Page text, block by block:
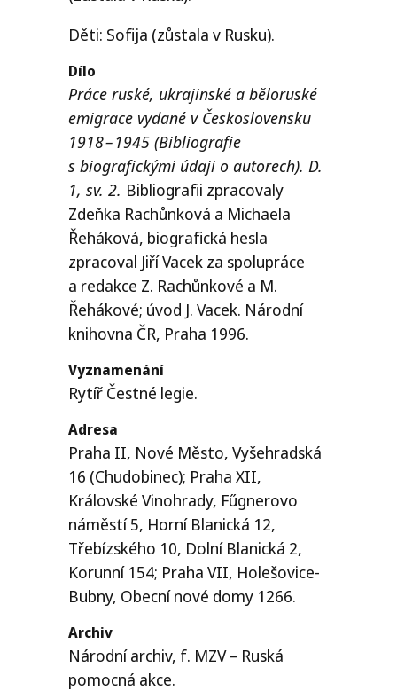
Děti: Sofija (zůstala v Rusku).
Dílo
Práce ruské, ukrajinské a běloruské
emigrace vydané v Československu
1918 – 1945 (Bibliografie
s biografickými údaji o autorech). D.
1, sv. 2. Bibliografii zpracovaly
Zdeňka Rachůnková a Michaela
Řeháková, biografická hesla
zpracoval Jiří Vacek za spolupráce
a redakce Z. Rachůnkové a M.
Řehákové; úvod J. Vacek. Národní
knihovna ČR, Praha 1996.
Vyznamenání
Rytíř Čestné legie.
Adresa
Praha II, Nové Město, Vyšehradská
16 (Chudobinec); PrahaXII,
Královské Vinohrady, Fűgnerovo
náměstí 5, Horní Blanická 12,
Třebízského 10, Dolní Blanická 2,
Korunní 154; PrahaVII, Holešovice-
Bubny, Obecní nové domy 1266.
Archiv
Národní archiv, f. MZV– Ruská
pomocná akce.